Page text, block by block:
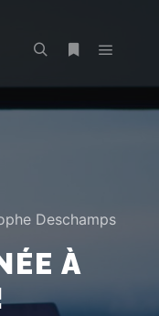
Deschamps
À